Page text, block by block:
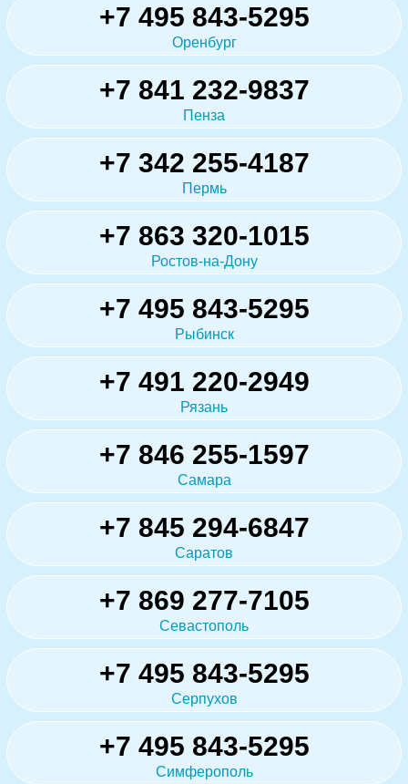
+7 495 843-5295
Оренбург
+7 841 232-9837
Пенза
+7 342 255-4187
Пермь
+7 863 320-1015
Ростов-на-Дону
+7 495 843-5295
Рыбинск
+7 491 220-2949
Рязань
+7 846 255-1597
Самара
+7 845 294-6847
Саратов
+7 869 277-7105
Севастополь
+7 495 843-5295
Серпухов
+7 495 843-5295
Симферополь